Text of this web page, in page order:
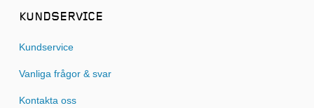
KUNDSERVICE
Kundservice
Vanliga frågor & svar
Kontakta oss